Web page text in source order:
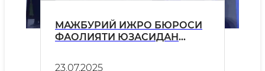
МАЖБУРИЙ ИЖРО БЮРОСИ
ФАОЛИЯТИ ЮЗАСИДАН
23.07.2025